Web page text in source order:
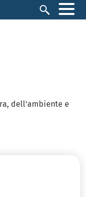
Cerca
dell'ambiente e